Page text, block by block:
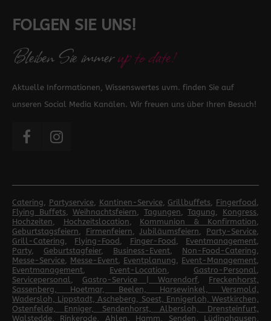
FOLGEN SIE UNS!
Bleiben Sie immerup to date!
Aktuelle Informationen, Wissenswertes uvm. finden Sie auf
unseren Social Media Kanälen. Wir freuen uns über Ihren Besuch!
Catering Partyservice, Kantinen-Service, Grillbuffets Fingerfood
Flying Buffets,Weihnachtsfeiern Tagungen ,Tagung Kongress
Hochzeiten
Hochzeitslocation Kommunion & Konfirmation
Geburtstagsfeiern
Firmenfeiern Jubiläumsfeiern Party-Service
Grill-Catering
Flying-Food Finger-Food Eventmanagement
Party, Geburtstagfeier, Business-Event Non-Food-Catering
Messe-Service
Messe-Event Eventplanung Event-Management
Eventmanagement
Event-Location Gastro-Personal
Servicepersonal
Gastro-Service | Warendorf, Freckenhorst,
Sassenberg, Hoetmar, Beelen, Harsewinkel, Versmold,
Wadersloh, Lippstadt, Ascheberg, Soest, Ennigerloh, Westkirchen,
Ostenfelde, Enniger, Sendenhorst, Albersloh, Drensteinfurt,
Walstedde, Rinkerode, Ahlen, Hamm, Senden, Lüdinghausen,